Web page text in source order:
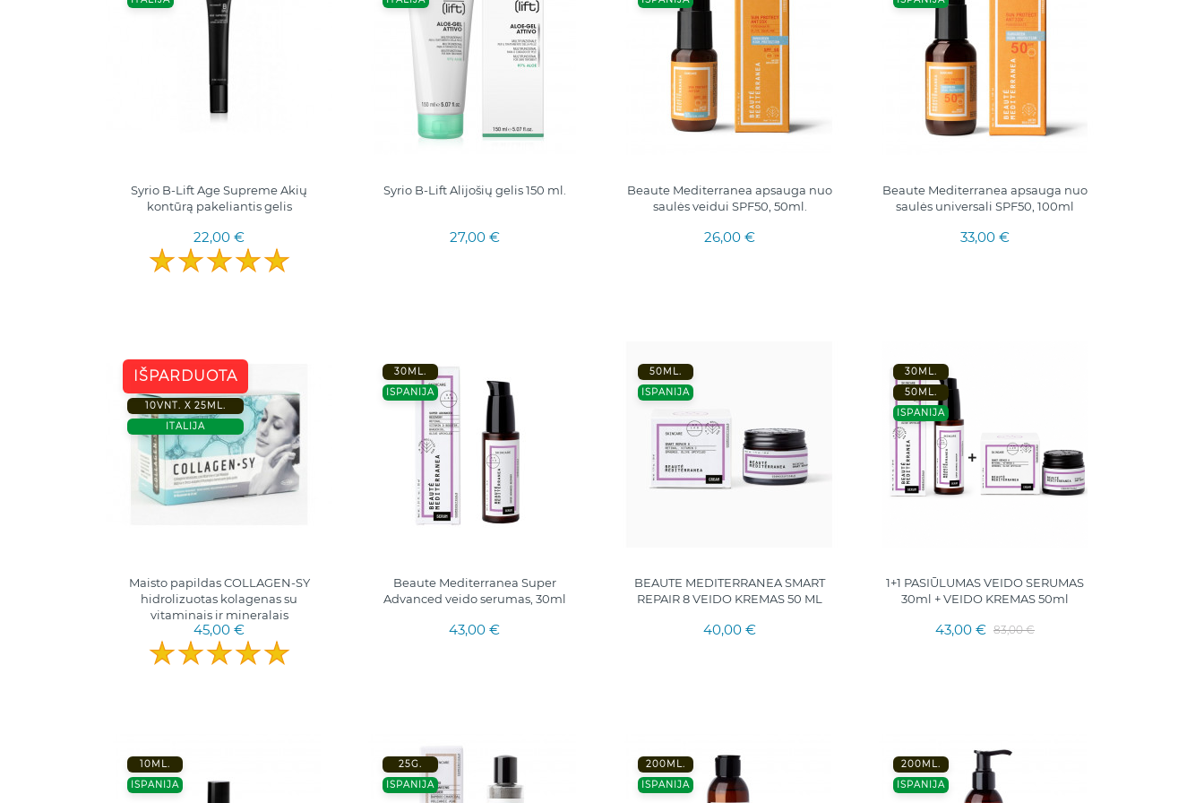
Syrio B-Lift Age Supreme Akių
kontūrą pakeliantis gelis
22,00 €
Syrio B-Lift Alijošių gelis 150 ml.
27,00 €
Beaute Mediterranea apsauga nuo
saulės veidui SPF50, 50ml.
26,00 €
Beaute Mediterranea apsauga nuo
saulės universali SPF50, 100ml
33,00 €
IŠPARDUOTA
10VNT. X 25ML.
ITALIJA
Maisto papildas COLLAGEN-SY
hidrolizuotas kolagenas su
vitaminais ir mineralais
45,00 €
30ML.
ISPANIJA
Beaute Mediterranea Super
Advanced veido serumas, 30ml
43,00 €
50ML.
ISPANIJA
BEAUTE MEDITERRANEA SMART
REPAIR 8 VEIDO KREMAS 50 ML
40,00 €
30ML.
50ML.
ISPANIJA
1+1 PASIŪLUMAS VEIDO SERUMAS
30ml + VEIDO KREMAS 50ml
43,00 € 83,00 €
10ML.
ISPANIJA
25G.
ISPANIJA
200ML.
ISPANIJA
200ML.
ISPANIJA